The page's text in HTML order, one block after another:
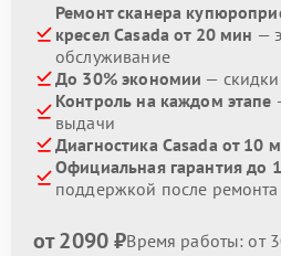
Ремонт сканера
кресел Casada от 20 мин —
обслуживание
До 30% экономии —
Контроль на каждом этапе
выдачи
Диагностика Casada от 10
Официальная гарантия до
поддержкой после ремонта
от 2090 ₽Время работы: от